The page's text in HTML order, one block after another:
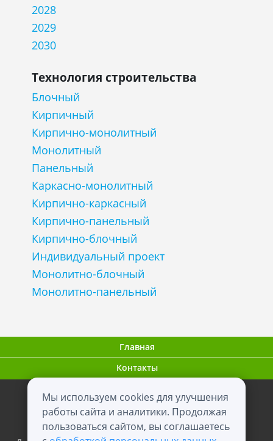
Мы используем cookies для улучшения
работы сайта и аналитики. Продолжая
пользоваться сайтом, вы соглашаетесь
2028
2029
2030
Технология строительства
Блочный
Кирпичный
Кирпично-монолитный
Монолитный
Панельный
Каркасно-монолитный
Кирпично-каркасный
Кирпично-панельный
Кирпично-блочный
Индивидуальный проект
Монолитно-блочный
Монолитно-панельный
Главная
Контакты
ООО "ВНовостройке.ру"
2012 - 2026 0+